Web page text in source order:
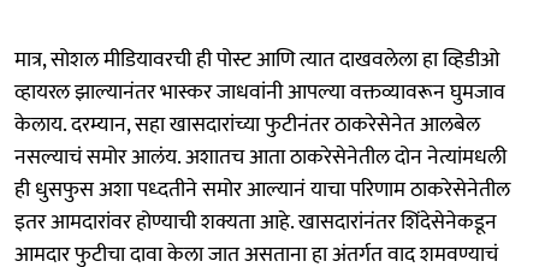
मात्र, सोशल मीडियावरची ही पोस्ट आणि त्यात दाखवलेला हा व्हिडीओ
व्हायरल झाल्यानंतर भास्कर जाधवांनी आपल्या वक्तव्यावरून घुमजाव
केलाय. दरम्यान, सहा खासदारांच्या फुटीनंतर ठाकरेसेनेत आलबेल
नसल्याचं समोर आलंय. अशातच आता ठाकरेसेनेतील दोन नेत्यांमधली
ही धुसफुस अशा पध्दतीने समोर आल्यानं याचा परिणाम ठाकरेसेनेतील
इतर आमदारांवर होण्याची शक्यता आहे. खासदारांनंतर शिंदेसेनेकडून
आमदार फुटीचा दावा केला जात असताना हा अंतर्गत वाद शमवण्याचं